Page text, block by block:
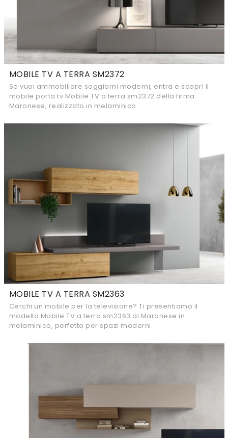
MOBILE TV A TERRA SM2372
Se vuoi ammobiliare soggiorni moderni, entra e scopri il
mobile porta tv Mobile TV a terra sm2372 della firma
Maronese, realizzato in melaminico
MOBILE TV A TERRA SM2363
Cerchi un mobile per la televisione? Ti presentiamo il
modello Mobile TV a terra sm2363 di Maronese in
melaminico, perfetto per spazi moderni.